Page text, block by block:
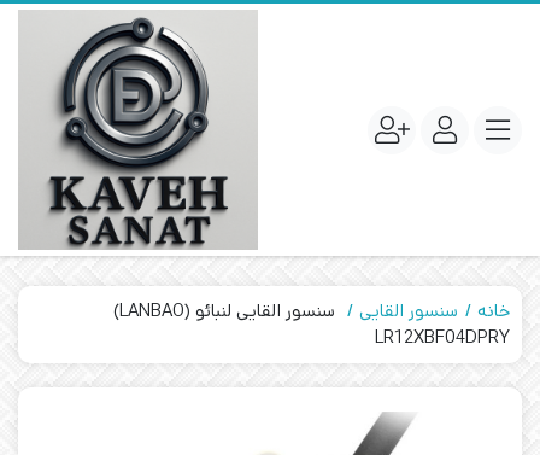
خانه سنسور القایی
سنسور القایی لنبائو (LANBAO)
LR12XBF04DPRY